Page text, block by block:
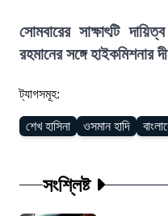
সোমবারের সাক্ষাৎটি
রহমানের সঙ্গে হাইকমিশনার
ট্যাগসমূহ:
শেখ হাসিনা ওসমান হাদি
সংশ্লিষ্ট